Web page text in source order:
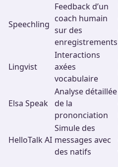
Speechling
Feedback d’un
coach humain
sur des
enregistrements
Lingvist
Interactions
axées
vocabulaire
Elsa Speak
Analyse détaillée
de la
prononciation
HelloTalk AI
Simule des
messages avec
des natifs